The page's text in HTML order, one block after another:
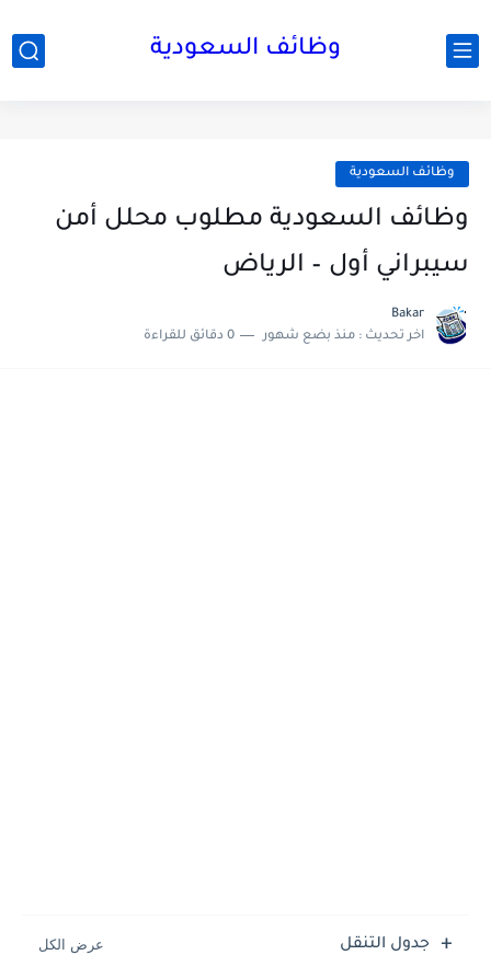
وظائف السعودية
وظائف السعودية
وظائف السعودية مطلوب محلل أمن
سيبراني أول – الرياض
Bakar
اخر تحديث : منذ بضع شهور 0 دقائق للقراءة
جدول التنقل